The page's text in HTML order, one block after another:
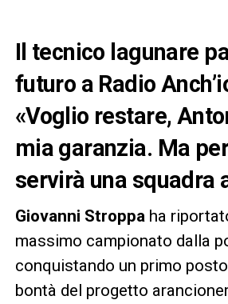
Il tecnico lagunare
futuro a Radio
«Voglio restare,
mia garanzia. Ma
servirà una squadra
Giovanni Stroppa ha
massimo campionato dalla
conquistando un primo
bontà del progetto